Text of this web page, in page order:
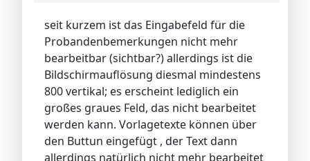
seit kurzem ist das Eingabefeld für die
Probandenbemerkungen nicht mehr
bearbeitbar (sichtbar?) allerdings ist die
Bildschirmauflösung diesmal mindestens
800 vertikal; es erscheint lediglich ein
großes graues Feld, das nicht bearbeitet
werden kann. Vorlagetexte können über
den Buttun eingefügt , der Text dann
allerdings natürlich nicht mehr bearbeitet